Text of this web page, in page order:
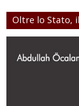
Oltre lo Stato,